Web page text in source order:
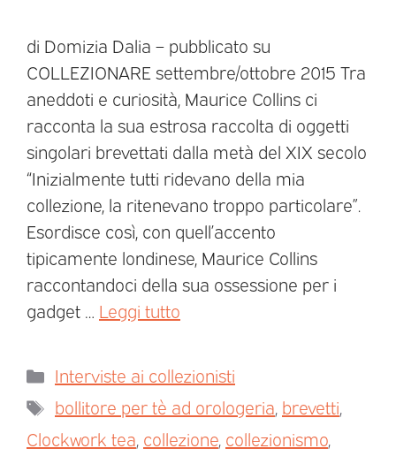
di Domizia Dalia – pubblicato su
COLLEZIONARE settembre/ottobre 2015 Tra
aneddoti e curiosità, Maurice Collins ci
racconta la sua estrosa raccolta di oggetti
singolari brevettati dalla metà del XIX secolo
“Inizialmente tutti ridevano della mia
collezione, la ritenevano troppo particolare”.
Esordisce così, con quell’accento
tipicamente londinese, Maurice Collins
raccontandoci della sua ossessione per i
gadget … Leggi tutto
Interviste ai collezionisti
bollitore per tè ad orologeria, brevetti,
Clockwork tea, collezione, collezionismo,